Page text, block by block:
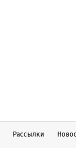
Рассылки